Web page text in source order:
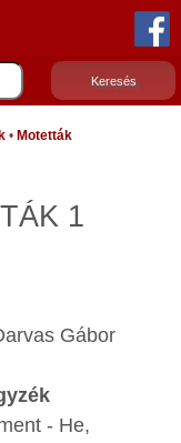
• Motetták
1
Gábor
- He,